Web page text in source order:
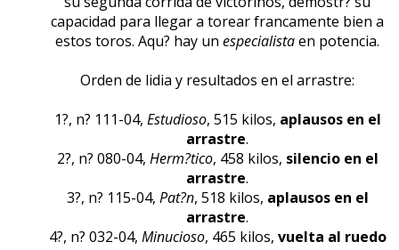
capacidad para llegar a torear francamente bien a
estos toros. Aqu? hay un especialistaen potencia.
Orden de lidia y resultados en el arrastre:
1?, n? 111-04, Estudioso, 515 kilos, aplausos en el
arrastre.
2?, n? 080-04, Herm?tico, 458 kilos, silencio en el
arrastre.
3?, n? 115-04, Pat?n, 518 kilos, aplausos en el
arrastre.
4?, n? 032-04, Minucioso, 465 kilos, vuelta al ruedo